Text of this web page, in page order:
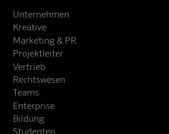
Unternehmen
Kreative
Marketing & PR
Projektleiter
Vertrieb
Rechtswesen
Teams
Enterprise
Bildung
Studenten